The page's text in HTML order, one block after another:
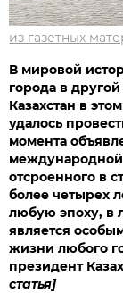
из газетных
В мировой
города в
Казахстан в
удалось
момента
международной
отсроенного в
более четырех
любую эпоху, в
является
жизни любого
президент
статья]